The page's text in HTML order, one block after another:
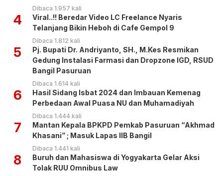
Dibaca 1.957 kali
4
Viral..!! Beredar Video LC Freelance Nyaris
Telanjang Bikin Heboh di Cafe Gempol 9
Dibaca 1.812 kali
5
Pj. Bupati Dr. Andriyanto, SH., M.Kes Resmikan
Gedung Instalasi Farmasi dan Dropzone IGD, RSUD
Bangil Pasuruan
Dibaca 1.614 kali
6
Hasil Sidang Isbat 2024 dan Imbauan Kemenag
Perbedaan Awal Puasa NU dan Muhamadiyah
Dibaca 1.444 kali
7
Mantan Kepala BPKPD Pemkab Pasuruan “Akhmad
Khasani” ; Masuk Lapas IIB Bangil
Dibaca 1.441 kali
8
Buruh dan Mahasiswa di Yogyakarta Gelar Aksi
Tolak RUU Omnibus Law